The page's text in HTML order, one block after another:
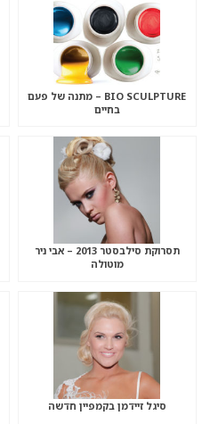
BIO SCULPTURE – מתנה של פעם
בחיים
תסרוקת סילבסטר 2013 – אבי ניר
מוטולה
סיגל זיידמן בקמפיין חדשה